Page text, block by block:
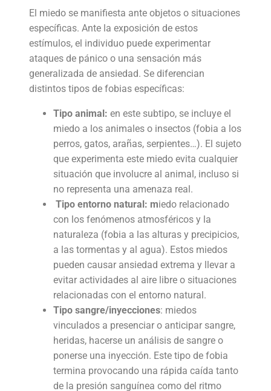
El miedo se manifiesta ante objetos o situaciones
específicas. Ante la exposición de estos
estímulos, el individuo puede experimentar
ataques de pánico o una sensación más
generalizada de ansiedad. Se diferencian
distintos tipos de fobias específicas:
Tipo animal: en este subtipo, se incluye el
miedo a los animales o insectos (fobia a los
perros, gatos, arañas, serpientes…). El sujeto
que experimenta este miedo evita cualquier
situación que involucre al animal, incluso si
no representa una amenaza real.
Tipo entorno natural: miedo relacionado
con los fenómenos atmosféricos y la
naturaleza (fobia a las alturas y precipicios,
a las tormentas y al agua). Estos miedos
pueden causar ansiedad extrema y llevar a
evitar actividades al aire libre o situaciones
relacionadas con el entorno natural.
Tipo sangre/inyecciones: miedos
vinculados a presenciar o anticipar sangre,
heridas, hacerse un análisis de sangre o
ponerse una inyección. Este tipo de fobia
termina provocando una rápida caída tanto
de la presión sanguínea como del ritmo